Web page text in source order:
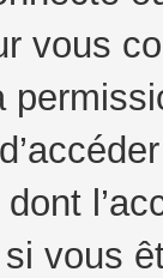
vous
dont
vous